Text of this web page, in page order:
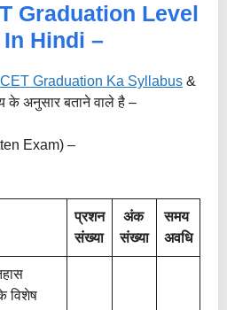
Graduation Level
Hindi –
Graduation Ka Syllabus &
के अनुसार बताने वाले है –
Exam) –
प्रशन
संख्या
अंक
संख्या
समय
अवधि
विशेष